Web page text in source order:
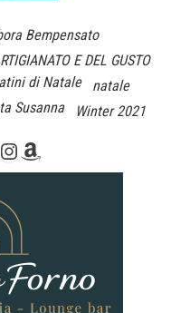
Bempensato
E DEL GUSTO
di Natale
natale
Susanna Winter 2021
Instagram
Amazon